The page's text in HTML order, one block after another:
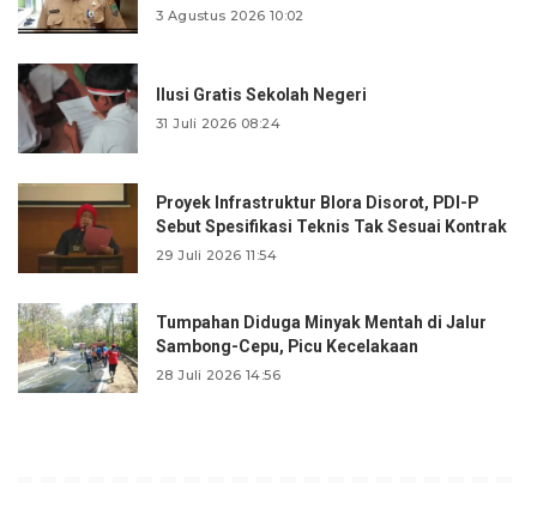
3 Agustus 2026 10:02
Ilusi Gratis Sekolah Negeri
31 Juli 2026 08:24
Proyek Infrastruktur Blora Disorot, PDI-P
Sebut Spesifikasi Teknis Tak Sesuai Kontrak
29 Juli 2026 11:54
Tumpahan Diduga Minyak Mentah di Jalur
Sambong-Cepu, Picu Kecelakaan
28 Juli 2026 14:56